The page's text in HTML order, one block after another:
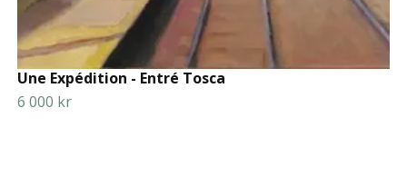
Une Expédition - Entré Tosca
6 000 kr